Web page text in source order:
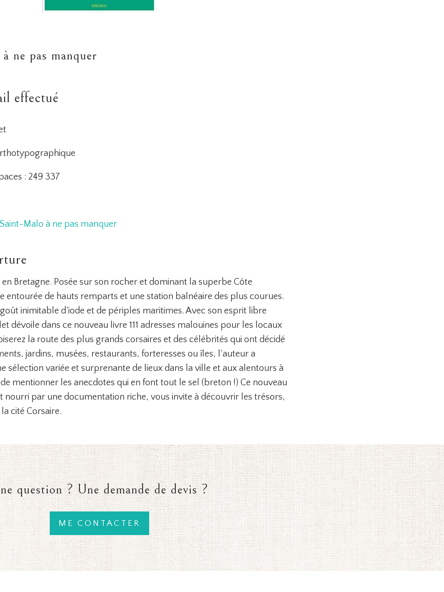
ne pas manquer
effectué
: 249 337
Saint-Malo à ne pas manquer
Bretagne. Posée sur son rocher et dominant la superbe Côte
entourée de hauts remparts et une station balnéaire des plus courues.
inimitable d’iode et de périples maritimes. Avec son esprit libre
dévoile dans ce nouveau livre 111 adresses malouines pour les locaux
la route des plus grands corsaires et des célébrités qui ont décidé
jardins, musées, restaurants, forteresses ou îles, l’auteur a
sélection variée et surprenante de lieux dans la ville et aux alentours à
mentionner les anecdotes qui en font tout le sel (breton !) Ce nouveau
nourri par une documentation riche, vous invite à découvrir les trésors,
cité Corsaire.
question ? Une demande de devis ?
ME CONTACTER